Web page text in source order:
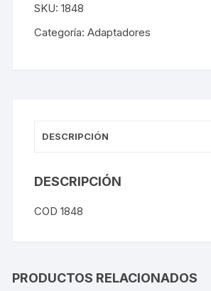
SKU:1848
Categoría:Adaptadores
DESCRIPCIÓN
DESCRIPCIÓN
COD 1848
PRODUCTOS RELACIONADOS